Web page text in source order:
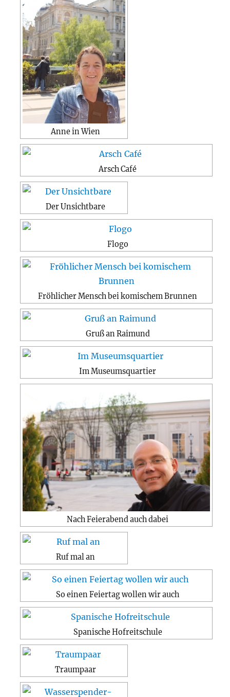
Anne in Wien
Arsch Café
Der Unsichtbare
Flogo
Fröhlicher Mensch bei komischem Brunnen
Gruß an Raimund
Im Museumsquartier
Nach Feierabend auch dabei
Ruf mal an
So einen Feiertag wollen wir auch
Spanische Hofreitschule
Traumpaar